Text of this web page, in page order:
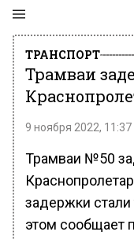
ТРАНСПОРТ
Трамваи
9 ноября 2022, 11:37
Трамваи №50
задержки
этом сообщает